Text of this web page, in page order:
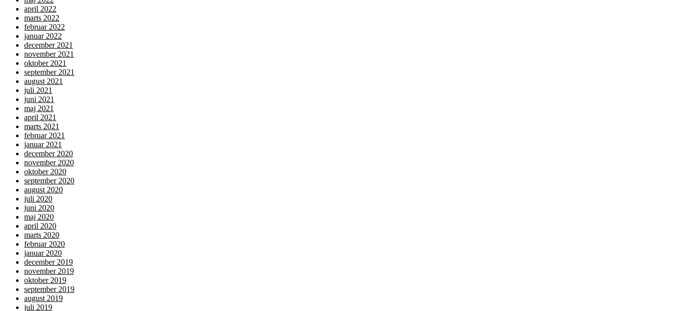
april 2022
marts 2022
februar 2022
januar 2022
december 2021
november 2021
oktober 2021
september 2021
august 2021
juli 2021
juni 2021
maj 2021
april 2021
marts 2021
februar 2021
januar 2021
december 2020
november 2020
oktober 2020
september 2020
august 2020
juli 2020
juni 2020
maj 2020
april 2020
marts 2020
februar 2020
januar 2020
december 2019
november 2019
oktober 2019
september 2019
august 2019
juli 2019